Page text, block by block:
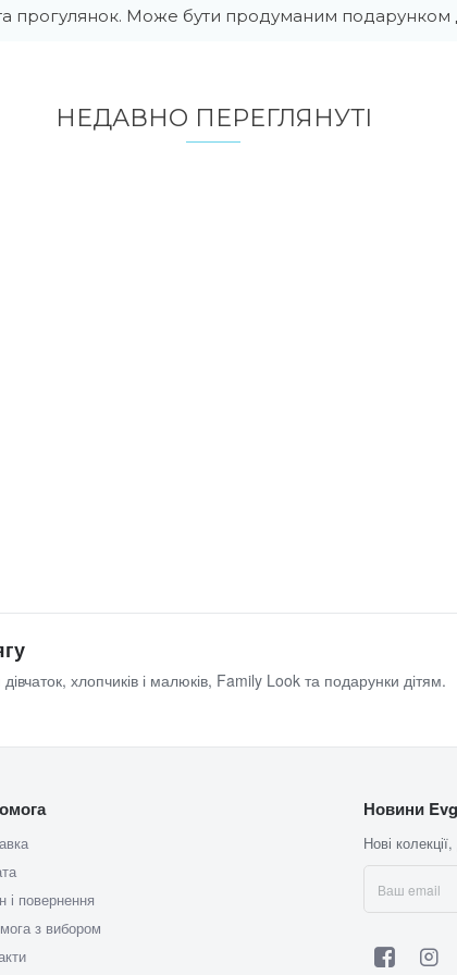
прогулянок. Може бути продуманим подарунком
НЕДАВНО ПЕРЕГЛЯНУТI
хлопчиків і малюків, Family Look та подарунки дітям.
і повернення
з вибором
Новини
Нові